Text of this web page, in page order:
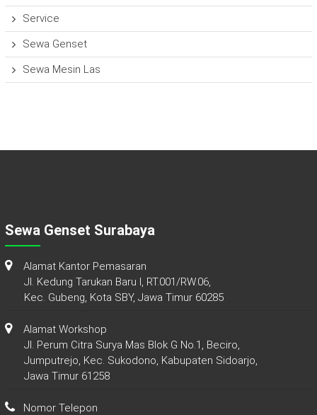
Service
Sewa Genset
Sewa Mesin Las
Sewa Genset Surabaya
Alamat Kantor Pemasaran
Jl. Kedung Tarukan Baru I, RT.001/RW.06,
Kec. Gubeng, Kota SBY, Jawa Timur 60285
Alamat Workshop
Jl. Perum Citra Surya Mas Blok G No.1, Beciro,
Jumputrejo, Kec. Sukodono, Kabupaten Sidoarjo,
Jawa Timur 61258
Nomor Telepon